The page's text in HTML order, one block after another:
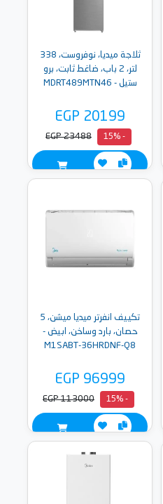
ثلاجة ميديا، نوفروست، 338
لتر، 2 باب، ضاغط ثابت، برو
ستيل - MDRT489MTN46
EGP 20199
- 15%
EGP 23488
تكييف انفرتر ميديا ميشن، 5
حصان، بارد وساخن، ابيض -
M1SABT-36HRDNF-Q8
EGP 96999
- 15%
EGP 113000